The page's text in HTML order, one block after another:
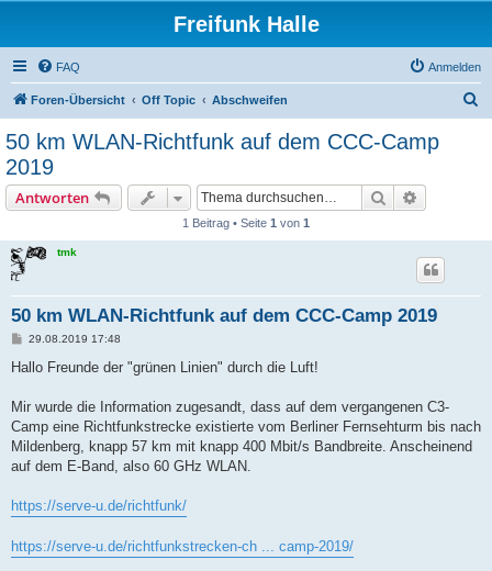
Freifunk Halle
FAQ Anmelden
Foren-Übersicht Off Topic Abschweifen
50 km WLAN-Richtfunk auf dem CCC-Camp
2019
Antworten Suche
1 Beitrag • Seite 1 von 1
tmk
50 km WLAN-Richtfunk auf dem CCC-Camp 2019
B
i
a
29.08.2019 17:48
Hallo Freunde der "grünen Linien" durch die Luft!
Mir wurde die Information zugesandt, dass auf dem vergangenen C3-
Camp eine Richtfunkstrecke existierte vom Berliner Fernsehturm bis nach
Mildenberg, knapp 57 km mit knapp 400 Mbit/s Bandbreite. Anscheinend
auf dem E-Band, also 60 GHz WLAN.
https://serve-u.de/richtfunk/
https://serve-u.de/richtfunkstrecken-ch ... camp-2019/